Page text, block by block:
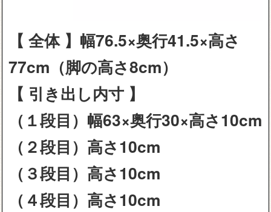
【 全体 】幅76.5×奥行41.5×高さ
77cm（脚の高さ8cm）
【 引き出し内寸 】
（１段目）幅63×奥行30×高さ10cm
（２段目）高さ10cm
（３段目）高さ10cm
（４段目）高さ10cm